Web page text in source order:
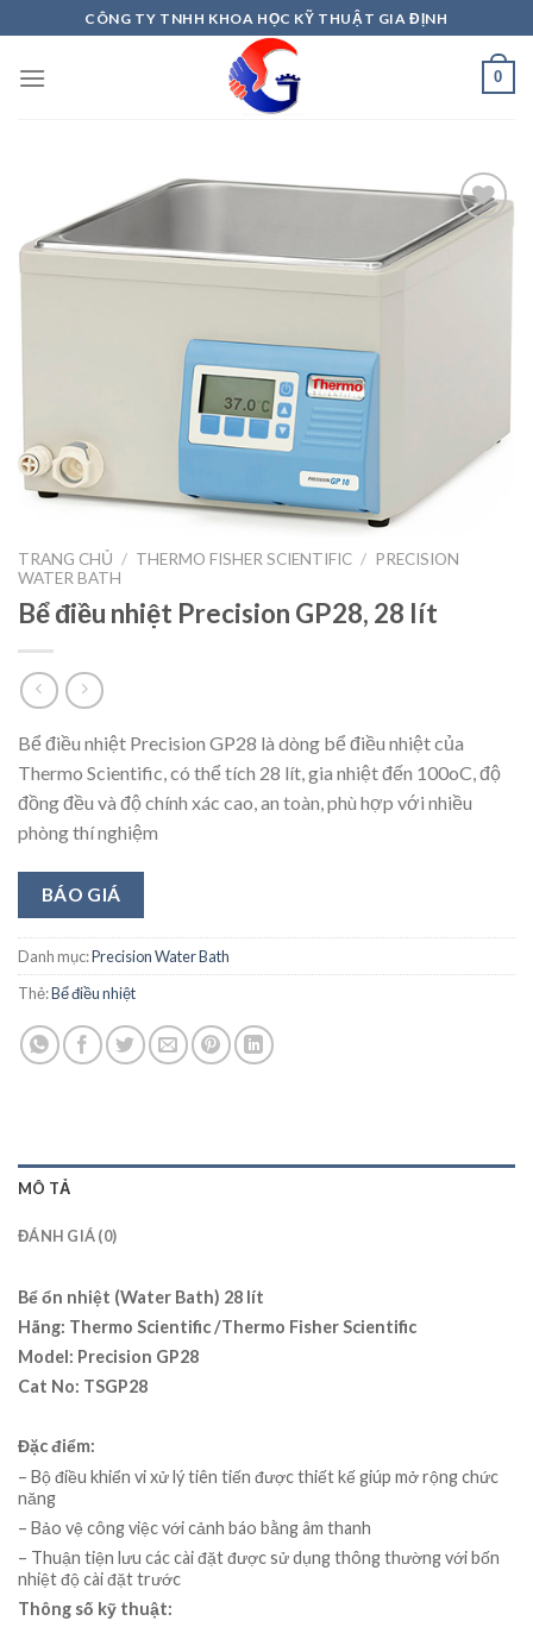
to
content
CÔNG TY TNHH KHOA HỌC KỸ THUẬT GIA ĐỊNH
0
TRANG CHỦ / THERMO FISHER SCIENTIFIC / PRECISION
WATER BATH
Bể điều nhiệt Precision GP28, 28 lít
Bể điều nhiệt Precision GP28 là dòng bể điều nhiệt của
Thermo Scientific, có thể tích 28 lít, gia nhiệt đến 100oC, độ
đồng đều và độ chính xác cao, an toàn, phù hợp với nhiều
phòng thí nghiệm
BÁO GIÁ
Danh mục:Precision Water Bath
Thẻ:Bể điều nhiệt
MÔ TẢ
ĐÁNH GIÁ (0)
Bể ổn nhiệt (Water Bath) 28 lít
Hãng: Thermo Scientific /Thermo Fisher Scientific
Model: Precision GP28
Cat No: TSGP28
Đặc điểm:
– Bộ điều khiển vi xử lý tiên tiến được thiết kế giúp mở rộng chức
năng
– Bảo vệ công việc với cảnh báo bằng âm thanh
– Thuận tiện lưu các cài đặt được sử dụng thông thường với bốn
nhiệt độ cài đặt trước
Thông số kỹ thuật: